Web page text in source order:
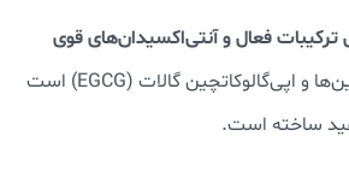
فعال و آنتی‌اکسیدان‌های قوی
مانند پلی‌فنول‌ها، کاتچین‌ها و اپی‌گالوکاتچین گالات (EGCG) است
ساخته است.